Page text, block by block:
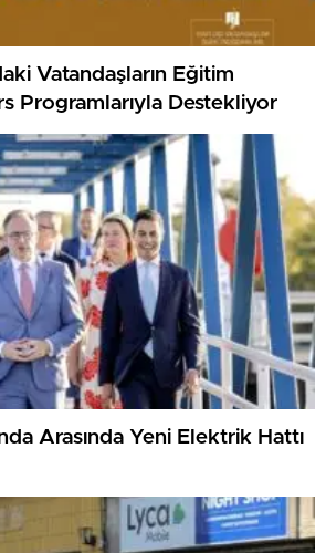
Vatandaşların Eğitim
Programlarıyla Destekliyor
Arasında Yeni Elektrik Hattı